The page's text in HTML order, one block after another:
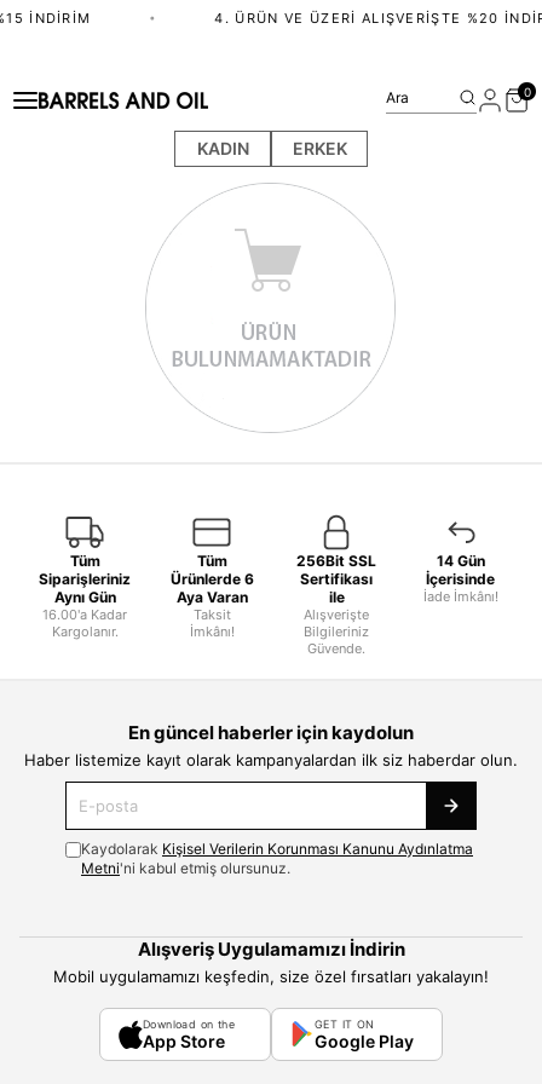
İNDIRIM • 4. ÜRÜN VE ÜZERI ALIŞVERIŞTE %20
KADIN ERKEK
Ara 0
Tüm
Siparişleriniz
Aynı Gün
16.00'a Kadar
Kargolanır.
Tüm
Ürünlerde 6
Aya Varan
Taksit
İmkânı!
256Bit SSL
Sertifikası
ile
Alışverişte
Bilgileriniz
Güvende.
14 Gün
İçerisinde
İade İmkânı!
En güncel haberler için kaydolun
Haber listemize kayıt olarak kampanyalardan ilk siz haberdar olun.
Kaydolarak Kişisel Verilerin Korunması Kanunu Aydınlatma
Metni'ni kabul etmiş olursunuz.
Alışveriş Uygulamamızı İndirin
Mobil uygulamamızı keşfedin, size özel fırsatları yakalayın!
Download on the
App Store
GET IT ON
Google Play